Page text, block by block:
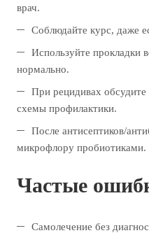
врач.
Соблюдайте курс, даже
Используйте прокладки
нормально.
При рецидивах обсудите
схемы профилактики.
После антисептиков/
микрофлору пробиотиками.
Частые
Самолечение без